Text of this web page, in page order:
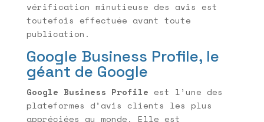
vérification minutieuse des avis est
toutefois effectuée avant toute
publication.
Google Business Profile, le
géant de Google
Google Business Profile est l’une des
plateformes d’avis clients les plus
appréciées au monde. Elle est